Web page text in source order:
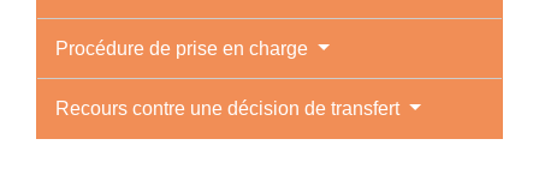
Procédure de prise en charge
Recours contre une décision de transfert